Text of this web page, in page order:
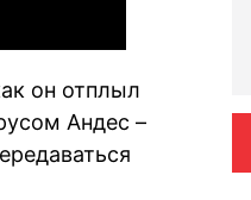
он отплыл
Андес –